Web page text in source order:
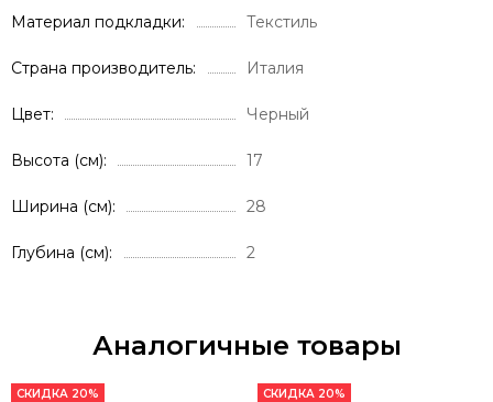
Материал подкладки Текстиль
Страна производитель Италия
Цвет Черный
Высота (см) 17
Ширина (см) 28
Глубина (см) 2
Аналогичные товары
СКИДКА 20%
СКИДКА 20%